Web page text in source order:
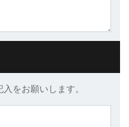
をお願いします。